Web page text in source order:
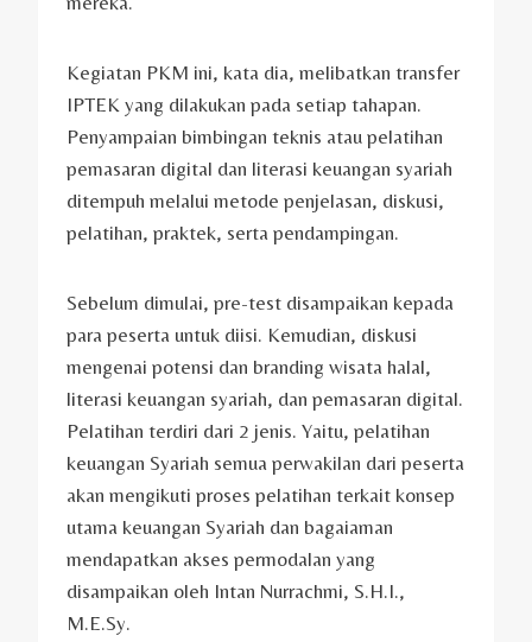
Kegiatan PKM ini, kata dia, melibatkan transfer
IPTEK yang dilakukan pada setiap tahapan.
Penyampaian bimbingan teknis atau pelatihan
pemasaran digital dan literasi keuangan syariah
ditempuh melalui metode penjelasan, diskusi,
pelatihan, praktek, serta pendampingan.
Sebelum dimulai, pre-test disampaikan kepada
para peserta untuk diisi. Kemudian, diskusi
mengenai potensi dan branding wisata halal,
literasi keuangan syariah, dan pemasaran digital.
Pelatihan terdiri dari 2 jenis. Yaitu, pelatihan
keuangan Syariah semua perwakilan dari peserta
akan mengikuti proses pelatihan terkait konsep
utama keuangan Syariah dan bagaiaman
mendapatkan akses permodalan yang
disampaikan oleh Intan Nurrachmi, S.H.I.,
M.E.Sy.